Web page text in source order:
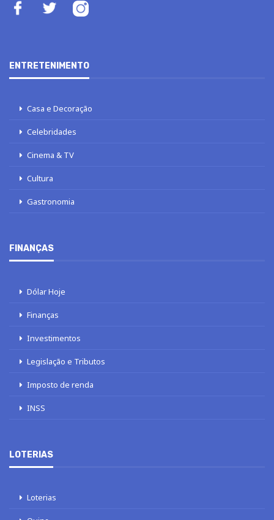
ENTRETENIMENTO
Casa e Decoração
Celebridades
Cinema & TV
Cultura
Gastronomia
FINANÇAS
Dólar Hoje
Finanças
Investimentos
Legislação e Tributos
Imposto de renda
INSS
LOTERIAS
Loterias